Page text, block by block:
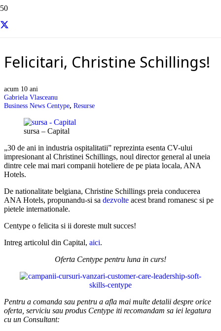
Felicitari, Christine Schillings!
acum 10 ani
Gabriela Vlasceanu
Business News Centype, Resurse
sursa – Capital
„30 de ani in industria ospitalitatii” reprezinta esenta CV-ului
impresionant al Christinei Schillings, noul director general al uneia
dintre cele mai mari companii hoteliere de pe piata locala, ANA
Hotels.
De nationalitate belgiana, Christine Schillings preia conducerea
ANA Hotels, propunandu-si sa dezvolte acest brand romanesc si pe
pietele internationale.
Centype o felicita si ii doreste mult succes!
Intreg articolul din Capital, aici.
Oferta Centype pentru luna in curs!
Pentru a comanda sau pentru a afla mai multe detalii despre orice
oferta, serviciu sau produs Centype iti recomandam sa iei legatura
cu un Consultant: